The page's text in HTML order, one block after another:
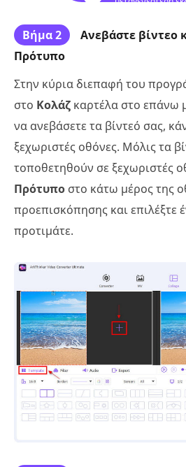
Βήμα 2
Ανεβάστε βίντεο
Πρότυπο
Στην κύρια διεπαφή του
στο Κολάζ καρτέλα στο επάνω
να ανεβάσετε τα βίντεό σας,
ξεχωριστές οθόνες. Μόλις τα
τοποθετηθούν σε ξεχωριστές
Πρότυπο στο κάτω μέρος της
προεπισκόπησης και επιλέξτε
προτιμάτε.